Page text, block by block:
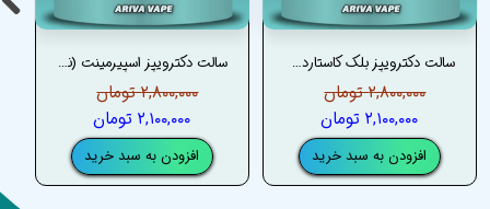
سالت دکترویپز اسپیرمینت (نعنا) – DRVAPES SPEARMINT SALT
۲,۸۰۰,۰۰۰ تومان
۲,۱۰۰,۰۰۰ تومان
افزودن به سبد خرید
سالت دکترویپز بلک کاستارد– DRVAPES BLACK CUSTARD SALT
۲,۸۰۰,۰۰۰ تومان
۲,۱۰۰,۰۰۰ تومان
افزودن به سبد خرید